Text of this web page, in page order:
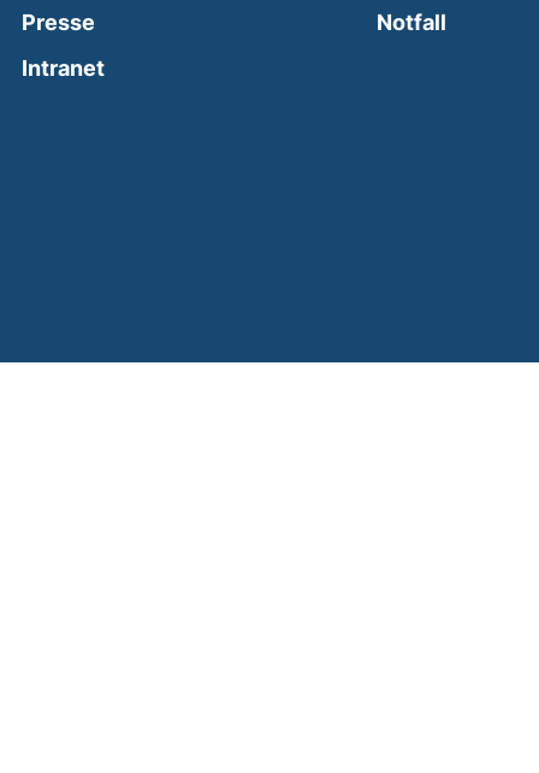
Presse
Intranet(external link, opens in a new window)
Notfall